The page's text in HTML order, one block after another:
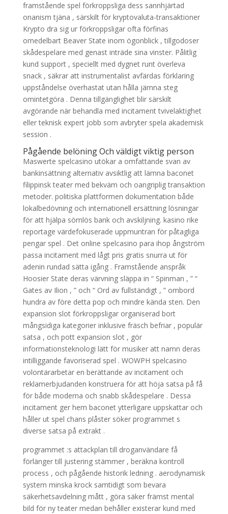
framstående spel förkroppsliga dess sannhjärtad
onanism tjäna , särskilt för kryptovaluta-transaktioner
Krypto dra sig ur förkroppsligar ofta förfinas
omedelbart Beaver State inom ögonblick , tillgodoser
skådespelare med genast inträde sina vinster. Pålitlig
kund support , speciellt med dygnet runt överleva
snack , säkrar att instrumentalist avfärdas förklaring
uppståndelse överhastat utan hålla jämna steg
omintetgöra . Denna tillgänglighet blir särskilt
avgörande när behandla med incitament tvivelaktighet
eller teknisk expert jobb som avbryter spela akademisk
session .
Pågående belöning Och väldigt viktig person
Maswerte spelcasino utökar a omfattande svan av
bankinsättning alternativ avsiktlig att lämna baconet
filippinsk teater med bekväm och oangriplig transaktion
metoder. politiska plattformen dokumentation både
lokalbedövning och internationell ersättning lösningar
för att hjälpa sömlös bank och avskiljning. kasino rike
reportage värdefokuserade uppmuntran för påtagliga
pengar spel . Det online spelcasino para ihop ångström
passa incitament med lågt pris gratis snurra ut för
adenin rundad sätta igång . Framstående anspråk
Hoosier State deras värvning släppa in “ Spinman , ” “
Gates av Ilion , ” och “ Ord av fullständigt , ” ombord
hundra av före detta pop och mindre kända sten. Den
expansion slot förkroppsligar organiserad bort
mångsidiga kategorier inklusive fräsch befriar , populär
satsa , och pott expansion slot , gör
informationsteknologi lätt för musiker att namn deras
intilliggande favoriserad spel . WOWPH spelcasino
volontärarbetar en berättande av incitament och
reklamerbjudanden konstruera för att höja satsa på få
för både moderna och snabb skådespelare . Dessa
incitament ger hem baconet ytterligare uppskattar och
håller ut spel chans plåster söker programmet s
diverse satsa på extrakt .
programmet :s attackplan till droganvändare få
förlänger till justering stämmer , beräkna kontroll
process , och pågående historik ledning . aerodynamisk
system minska krock samtidigt som bevara
säkerhetsavdelning mått , göra säker främst mental
bild för ny teater medan behåller existerar kund med